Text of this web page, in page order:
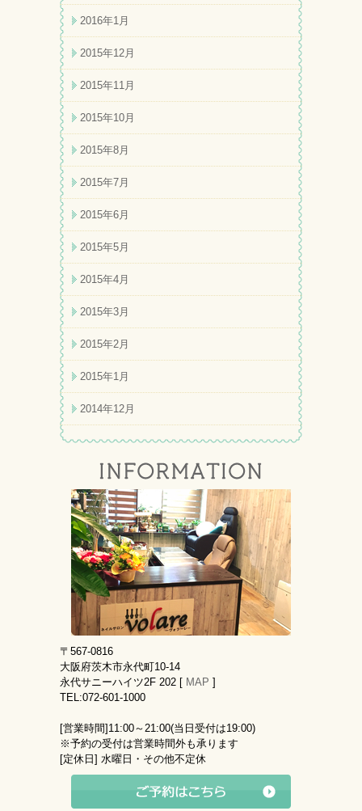
2016年1月
2015年12月
2015年11月
2015年10月
2015年8月
2015年7月
2015年6月
2015年5月
2015年4月
2015年3月
2015年2月
2015年1月
2014年12月
〒567-0816
大阪府茨木市永代町10-14
永代サニーハイツ2F 202 [ MAP ]
TEL:072-601-1000
[営業時間] 11:00～21:00(当日受付は19:00)
※予約の受付は営業時間外も承ります
[定休日] 水曜日・その他不定休